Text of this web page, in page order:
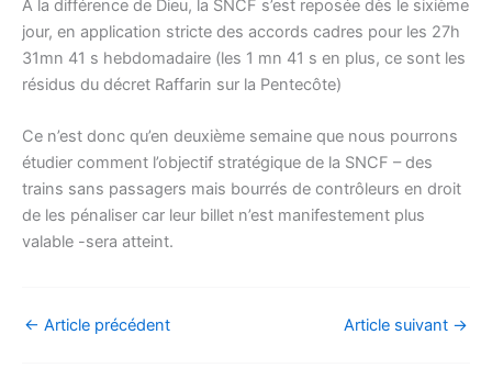
A la différence de Dieu, la SNCF s’est reposée dès le sixième
jour, en application stricte des accords cadres pour les 27h
31mn 41 s hebdomadaire (les 1 mn 41 s en plus, ce sont les
résidus du décret Raffarin sur la Pentecôte)
Ce n’est donc qu’en deuxième semaine que nous pourrons
étudier comment l’objectif stratégique de la SNCF – des
trains sans passagers mais bourrés de contrôleurs en droit
de les pénaliser car leur billet n’est manifestement plus
valable -sera atteint.
← Article précédent Article suivant →